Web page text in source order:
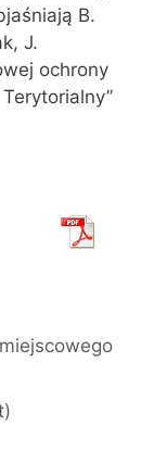
B.
J.
ochrony